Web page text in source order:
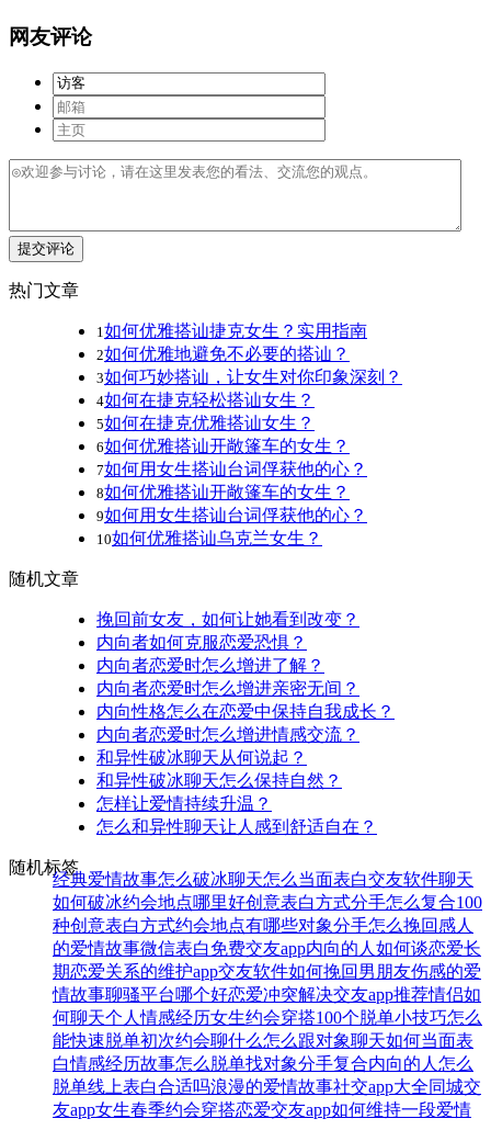
网友评论
提交评论
热门文章
1 如何优雅搭讪捷克女生？实用指南
2如何优雅地避免不必要的搭讪？
3如何巧妙搭讪，让女生对你印象深刻？
4如何在捷克轻松搭讪女生？
5如何在捷克优雅搭讪女生？
6如何优雅搭讪开敞篷车的女生？
7如何用女生搭讪台词俘获他的心？
8如何优雅搭讪开敞篷车的女生？
9如何用女生搭讪台词俘获他的心？
10如何优雅搭讪乌克兰女生？
随机文章
挽回前女友，如何让她看到改变？
内向者如何克服恋爱恐惧？
内向者恋爱时怎么增进了解？
内向者恋爱时怎么增进亲密无间？
内向性格怎么在恋爱中保持自我成长？
内向者恋爱时怎么增进情感交流？
和异性破冰聊天从何说起？
和异性破冰聊天怎么保持自然？
怎样让爱情持续升温？
怎么和异性聊天让人感到舒适自在？
随机标签
经典爱情故事怎么破冰聊天怎么当面表白交友软件聊天
如何破冰约会地点哪里好创意表白方式分手怎么复合100
种创意表白方式约会地点有哪些对象分手怎么挽回感人
的爱情故事微信表白免费交友app内向的人如何谈恋爱长
期恋爱关系的维护app交友软件如何挽回男朋友伤感的爱
情故事聊骚平台哪个好恋爱冲突解决交友app推荐情侣如
何聊天个人情感经历女生约会穿搭100个脱单小技巧怎么
能快速脱单初次约会聊什么怎么跟对象聊天如何当面表
白情感经历故事怎么脱单找对象分手复合内向的人怎么
脱单线上表白合适吗浪漫的爱情故事社交app大全同城交
友app女生春季约会穿搭恋爱交友app如何维持一段爱情